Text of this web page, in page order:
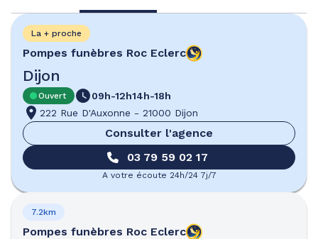
Pompes funèbres Roc Eclerc
Dijon
La + proche
Ouvert 09h-12h14h-18h
222 Rue D'Auxonne - 21000 Dijon
Consulter l'agence
03 79 59 02 17
A votre écoute 24h/24 7j/7
Pompes funèbres Roc Eclerc
7.2km